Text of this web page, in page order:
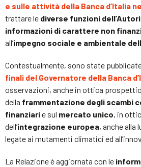
e sulle attività della Banca d’Italia
trattare le diverse funzioni
informazioni di carattere non
all’impegno sociale e ambientale
Contestualmente, sono state
finali del Governatore della Banca
osservazioni, anche in ottica
della frammentazione degli scambi
finanziarie sul mercato unico, in
dell’integrazione europea, anche alla
legate ai mutamenti climatici ed
La Relazione è aggiornata con le